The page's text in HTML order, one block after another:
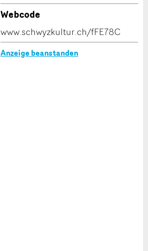
Webcode
www.schwyzkultur.ch/fFE78C
Anzeige beanstanden